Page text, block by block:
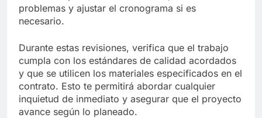
problemas y ajustar el cronograma si es
necesario.
Durante estas revisiones, verifica que el trabajo
cumpla con los estándares de calidad acordados
y que se utilicen los materiales especificados en el
contrato. Esto te permitirá abordar cualquier
inquietud de inmediato y asegurar que el proyecto
avance según lo planeado.